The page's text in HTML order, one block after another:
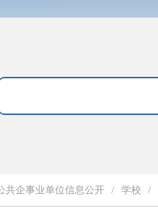
共企事业单位信息公开 / 学校 /